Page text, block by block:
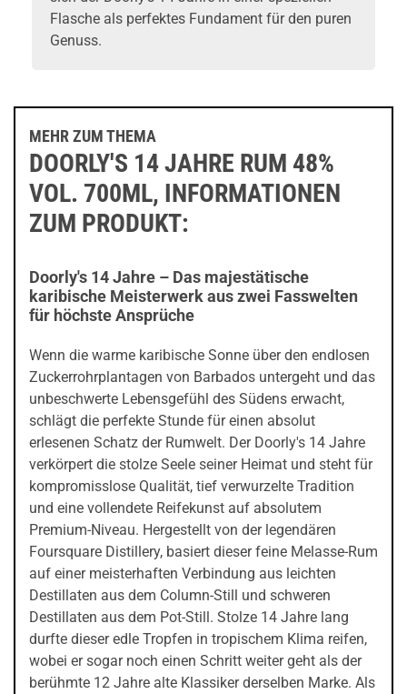
Flasche als perfektes Fundament für den puren
Genuss.
MEHR ZUM THEMA
DOORLY'S 14 JAHRE RUM 48%
VOL. 700ML, INFORMATIONEN
ZUM PRODUKT:
Doorly's 14 Jahre – Das majestätische
karibische Meisterwerk aus zwei Fasswelten
für höchste Ansprüche
Wenn die warme karibische Sonne über den endlosen
Zuckerrohrplantagen von Barbados untergeht und das
unbeschwerte Lebensgefühl des Südens erwacht,
schlägt die perfekte Stunde für einen absolut
erlesenen Schatz der Rumwelt. Der Doorly's 14 Jahre
verkörpert die stolze Seele seiner Heimat und steht für
kompromisslose Qualität, tief verwurzelte Tradition
und eine vollendete Reifekunst auf absolutem
Premium-Niveau. Hergestellt von der legendären
Foursquare Distillery, basiert dieser feine Melasse-Rum
auf einer meisterhaften Verbindung aus leichten
Destillaten aus dem Column-Still und schweren
Destillaten aus dem Pot-Still. Stolze 14 Jahre lang
durfte dieser edle Tropfen in tropischem Klima reifen,
wobei er sogar noch einen Schritt weiter geht als der
berühmte 12 Jahre alte Klassiker derselben Marke. Als